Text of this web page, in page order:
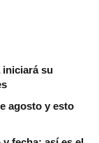
iniciará su
agosto y esto